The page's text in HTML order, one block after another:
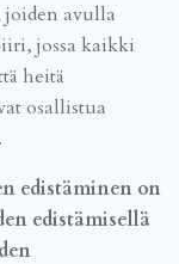
avulla
jossa kaikki
heitä
osallistua
edistäminen on
edistämisellä